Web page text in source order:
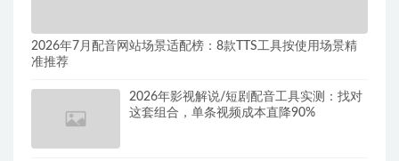
2026年7月配音网站场景适配榜：8款TTS工具按使用场景精
准推荐
2026年影视解说/短剧配音工具实测：找对
这套组合，单条视频成本直降90%